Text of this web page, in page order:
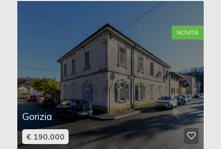
NOVITÀ
Gorizia
€ 190.000